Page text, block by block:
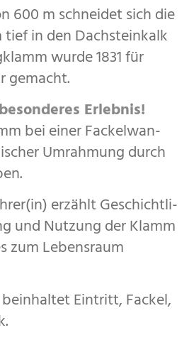
600 m schneidet sich die
in den Dachsteinkalk
wurde 1831 für
ge­macht.
Erlebnis!
bei einer Fackel­wan­
Umrahmung durch
erzählt Geschicht­li­
und Nutzung der Klamm
zum Lebensraum
Eintritt, Fackel,